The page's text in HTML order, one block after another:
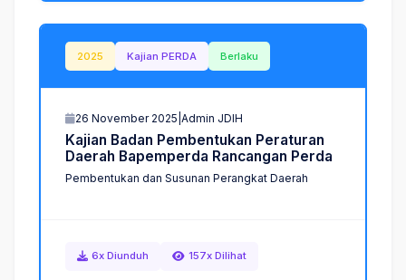
2025 Kajian PERDA Berlaku
26 November 2025 Admin JDIH
Kajian Badan Pembentukan Peraturan
Daerah Bapemperda Rancangan Perda
Pembentukan dan Susunan Perangkat Daerah
6x Diunduh 157x Dilihat